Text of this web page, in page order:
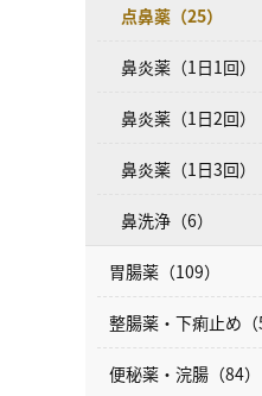
点鼻薬（25）
鼻炎薬（1日1回）
鼻炎薬（1日2回）
鼻炎薬（1日3回）
鼻洗浄（6）
胃腸薬（109）
整腸薬・下痢止め（
便秘薬・浣腸（84）